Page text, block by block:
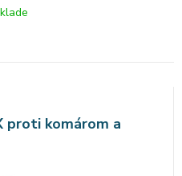
výrobku.''
proti komárom a